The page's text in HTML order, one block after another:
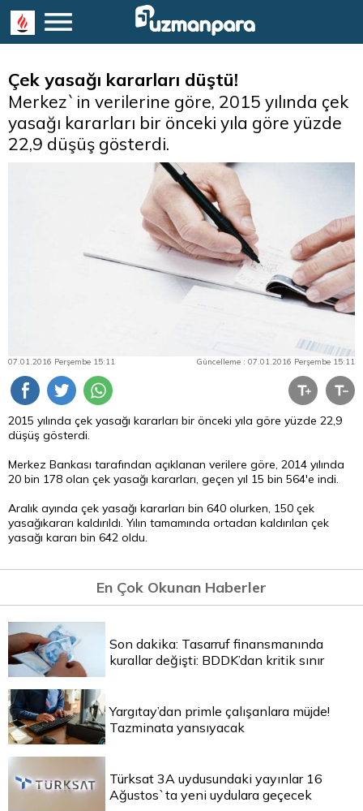
Çek yasağı kararları düştü!
Merkez`in verilerine göre, 2015 yılında çek
yasağı kararları bir önceki yıla göre yüzde
22,9 düşüş gösterdi.
07.01.2016 Perşembe 15:11 Güncelleme : 07.01.2016 Perşembe 15:11
2015 yılında çek yasağı kararları bir önceki yıla göre yüzde 22,9
düşüş gösterdi.
Merkez Bankası tarafından açıklanan verilere göre, 2014 yılında
20 bin 178 olan çek yasağı kararları, geçen yıl 15 bin 564'e indi.
Aralık ayında çek yasağı kararları bin 640 olurken, 150 çek
yasağıkararı kaldırıldı. Yılın tamamında ortadan kaldırılan çek
yasağı kararı bin 642 oldu.
En Çok Okunan Haberler
Son dakika: Tasarruf finansmanında
kurallar değişti: BDDK’dan kritik sınır
Yargıtay’dan primle çalışanlara müjde!
Tazminata yansıyacak
Türksat 3A uydusundaki yayınlar 16
Ağustos`ta yeni uydulara geçecek